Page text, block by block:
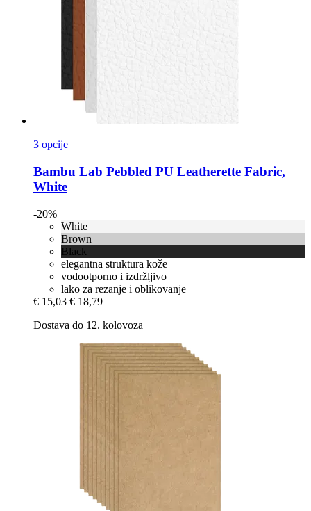
3 opcije
Bambu Lab Pebbled PU Leatherette Fabric,
White
-20%
White
Brown
Black
elegantna struktura kože
vodootporno i izdržljivo
lako za rezanje i oblikovanje
€ 15,03 € 18,79
Dostava do 12. kolovoza